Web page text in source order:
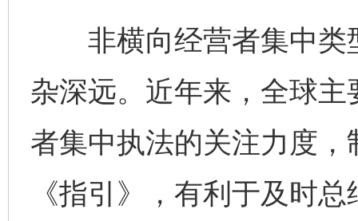
非横向经营者集中类
杂深远。近年来，全球
者集中执法的关注力度
《指引》，有利于及时